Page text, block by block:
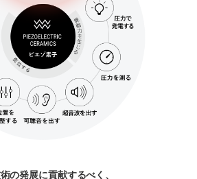
の発展に貢献するべく、